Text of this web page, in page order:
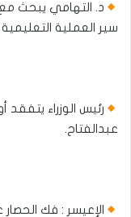
د. التهامي يبحث مع
سير العملية التعليمية
رئيس الوزراء
عبدالفتاح.
الإعيسر : فك